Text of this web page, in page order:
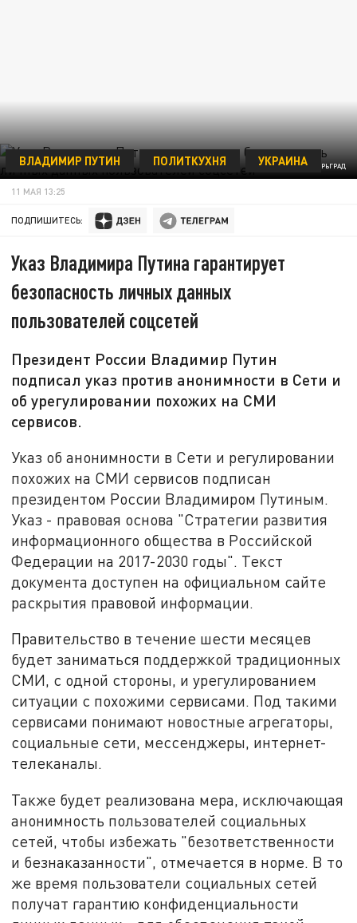
ФОТО: ЦАРЬГРАД
ВЛАДИМИР ПУТИН ПОЛИТКУХНЯ УКРАИНА
11 МАЯ 13:25
ПОДПИШИТЕСЬ:
Указ Владимира Путина гарантирует
безопасность личных данных
пользователей соцсетей
Президент России Владимир Путин
подписал указ против анонимности в Сети и
об урегулировании похожих на СМИ
сервисов.
Указ об анонимности в Сети и регулировании
похожих на СМИ сервисов подписан
президентом России Владимиром Путиным.
Указ - правовая основа "Стратегии развития
информационного общества в Российской
Федерации на 2017-2030 годы". Текст
документа доступен на официальном сайте
раскрытия правовой информации.
Правительство в течение шести месяцев
будет заниматься поддержкой традиционных
СМИ, с одной стороны, и урегулированием
ситуации с похожими сервисами. Под такими
сервисами понимают новостные агрегаторы,
социальные сети, мессенджеры, интернет-
телеканалы.
Также будет реализована мера, исключающая
анонимность пользователей социальных
сетей, чтобы избежать "безответственности
и безнаказанности", отмечается в норме. В то
же время пользователи социальных сетей
получат гарантию конфиденциальности